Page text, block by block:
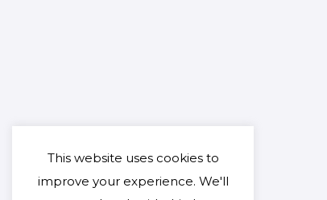
This website uses cookies to
improve your experience. We'll